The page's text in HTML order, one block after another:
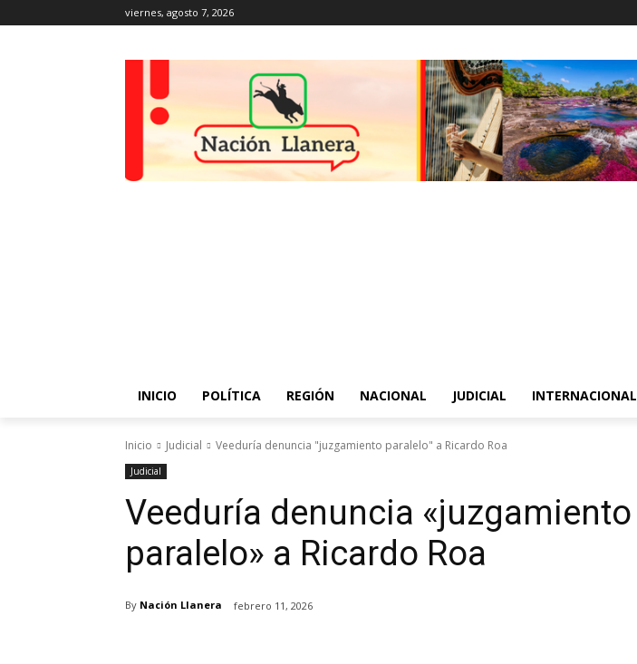
viernes, agosto 7, 2026
INICIO POLÍTICA REGIÓN NACIONAL JUDICIAL INTERNACIONAL
Inicio Judicial Veeduría denuncia "juzgamiento paralelo" a Ricardo Roa
Judicial
Veeduría denuncia «juzgamiento
paralelo» a Ricardo Roa
By Nación Llanera febrero 11, 2026